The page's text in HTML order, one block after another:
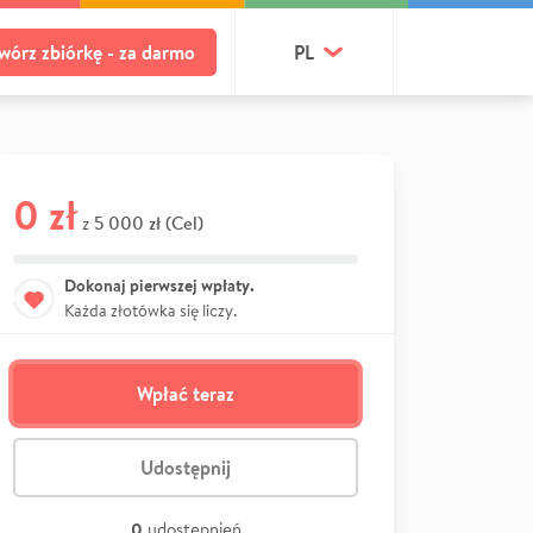
zbiórkę - za darmo PL
0 zł z 5 000 zł (Cel)
Dokonaj pierwszej wpłaty.
Każda złotówka się liczy.
Wpłać teraz
Udostępnij